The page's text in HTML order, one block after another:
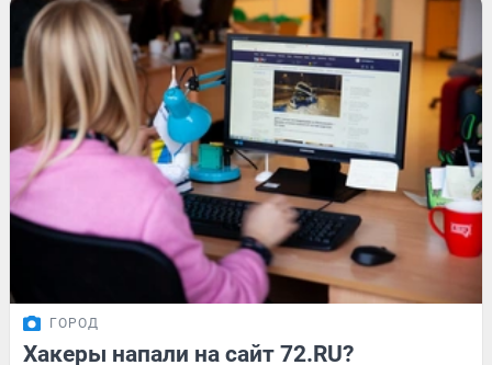
ГОРОД
Хакеры напали на сайт 72.RU?